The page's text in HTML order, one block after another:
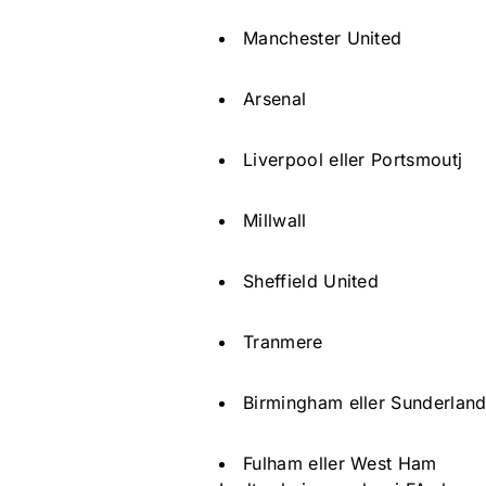
Manchester United
Arsenal
Liverpool eller Portsmoutj
Millwall
Sheffield United
Tranmere
Birmingham eller Sunderland
Fulham eller West Ham